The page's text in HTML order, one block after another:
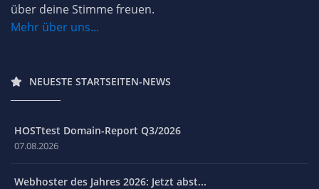
über deine Stimme freuen.
Mehr über uns...
NEUESTE STARTSEITEN-NEWS
HOSTtest Domain-Report Q3/2026
07.08.2026
Webhoster des Jahres 2026: Jetzt abst...